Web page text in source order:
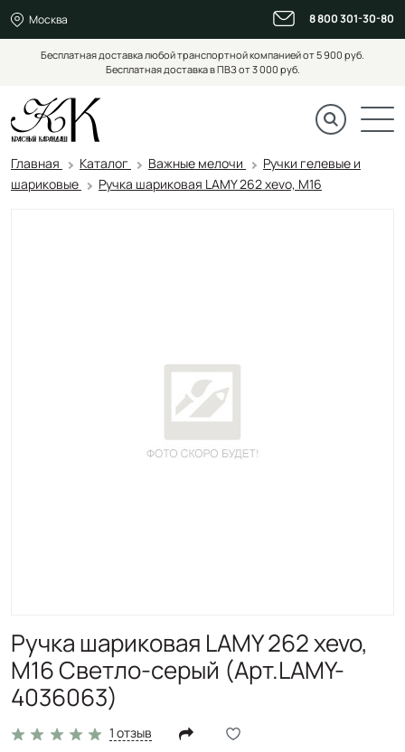
Москва 8 800 301-30-80
Бесплатная доставка любой транспортной компанией от 5 900 руб.
Бесплатная доставка в ПВЗ от 3 000 руб.
Главная Каталог Важные мелочи
Ручки гелевые и
шариковые
Ручка шариковая LAMY 262 xevo, M16
Ручка шариковая LAMY 262 xevo,
M16 Светло-серый (Арт.LAMY-
4036063)
1 отзыв